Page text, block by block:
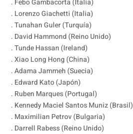
. Febo Gambacorta (Italia)
. Lorenzo Giachetti (Italia)
. Tunahan Guler (Turquía)
. David Hammond (Reino Unido)
. Tunde Hassan (Ireland)
. Xiao Long Hong (China)
. Adama Jammeh (Suecia)
. Edward Kato (Japón)
. Ruben Marques (Portugal)
. Kennedy Maciel Santos Muniz (Brasil)
. Maximilian Petrov (Bulgaria)
. Darrell Rabess (Reino Unido)